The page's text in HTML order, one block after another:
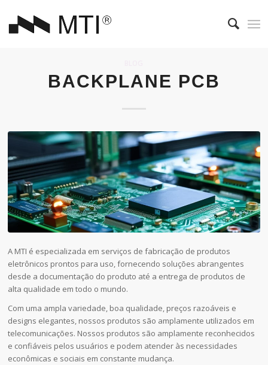
BACKPLANE PCB
A MTI é especializada em serviços de fabricação de produtos
eletrônicos prontos para uso, fornecendo soluções abrangentes
desde a documentação do produto até a entrega de produtos de
alta qualidade em todo o mundo.
Com uma ampla variedade, boa qualidade, preços razoáveis e
designs elegantes, nossos produtos são amplamente utilizados em
telecomunicações. Nossos produtos são amplamente reconhecidos
e confiáveis pelos usuários e podem atender às necessidades
econômicas e sociais em constante mudança.